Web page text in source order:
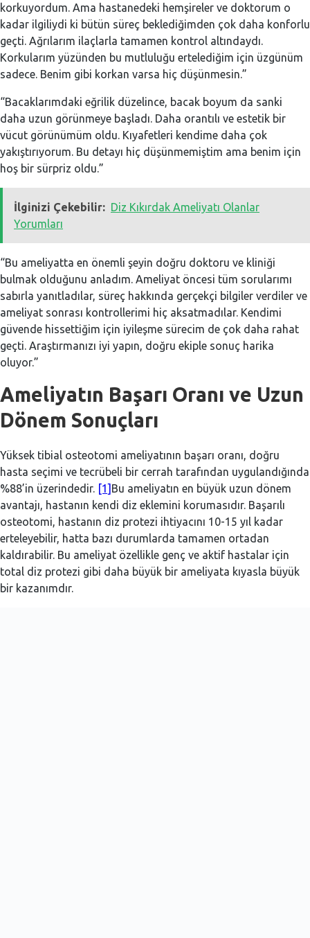
korkuyordum. Ama hastanedeki hemşireler ve doktorum o
kadar ilgiliydi ki bütün süreç beklediğimden çok daha konforlu
geçti. Ağrılarım ilaçlarla tamamen kontrol altındaydı.
Korkularım yüzünden bu mutluluğu ertelediğim için üzgünüm
sadece. Benim gibi korkan varsa hiç düşünmesin.”
“Bacaklarımdaki eğrilik düzelince, bacak boyum da sanki
daha uzun görünmeye başladı. Daha orantılı ve estetik bir
vücut görünümüm oldu. Kıyafetleri kendime daha çok
yakıştırıyorum. Bu detayı hiç düşünmemiştim ama benim için
hoş bir sürpriz oldu.”
İlginizi Çekebilir: Diz Kıkırdak Ameliyatı Olanlar
Yorumları
“Bu ameliyatta en önemli şeyin doğru doktoru ve kliniği
bulmak olduğunu anladım. Ameliyat öncesi tüm sorularımı
sabırla yanıtladılar, süreç hakkında gerçekçi bilgiler verdiler ve
ameliyat sonrası kontrollerimi hiç aksatmadılar. Kendimi
güvende hissettiğim için iyileşme sürecim de çok daha rahat
geçti. Araştırmanızı iyi yapın, doğru ekiple sonuç harika
oluyor.”
Ameliyatın Başarı Oranı ve Uzun
Dönem Sonuçları
Yüksek tibial osteotomi ameliyatının başarı oranı, doğru
hasta seçimi ve tecrübeli bir cerrah tarafından uygulandığında
%88’in üzerindedir. [1] Bu ameliyatın en büyük uzun dönem
avantajı, hastanın kendi diz eklemini korumasıdır. Başarılı
osteotomi, hastanın diz protezi ihtiyacını 10-15 yıl kadar
erteleyebilir, hatta bazı durumlarda tamamen ortadan
kaldırabilir. Bu ameliyat özellikle genç ve aktif hastalar için
total diz protezi gibi daha büyük bir ameliyata kıyasla büyük
bir kazanımdır.